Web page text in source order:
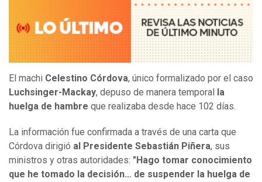
El machi Celestino Córdova, único formalizado por el caso
Luchsinger-Mackay, depuso de manera temporal
la
huelga de hambre que realizaba desde hace 102 días.
La información fue confirmada a través de una carta que
Córdova dirigió al Presidente Sebastián Piñera, sus
ministros y otras autoridades: "Hago tomar conocimiento
que he tomado la decisión… de suspender la huelga de